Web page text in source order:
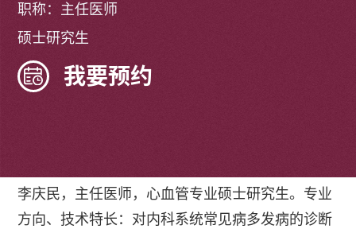
职称：主任医师
硕士研究生
我要预约
李庆民，主任医师，心血管专业硕士研究生。专业
方向、技术特长：对内科系统常见病多发病的诊断